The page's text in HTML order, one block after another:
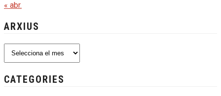
« abr.
ARXIUS
CATEGORIES